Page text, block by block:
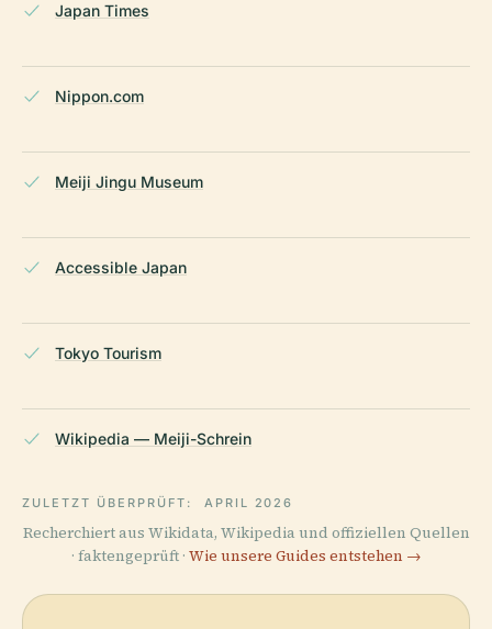
Japan Times
Nippon.com
Meiji Jingu Museum
Accessible Japan
Tokyo Tourism
Wikipedia — Meiji-Schrein
ZULETZT ÜBERPRÜFT: APRIL 2026
Recherchiert aus Wikidata, Wikipedia und offiziellen Quellen
· faktengeprüft · Wie unsere Guides entstehen →